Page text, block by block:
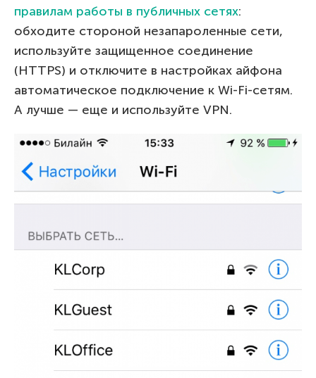
правилам работы в публичных сетях:
обходите стороной незапароленные сети,
используйте защищенное соединение
(HTTPS) и отключите в настройках айфона
автоматическое подключение к Wi-Fi-сетям.
А лучше — еще и используйте VPN.